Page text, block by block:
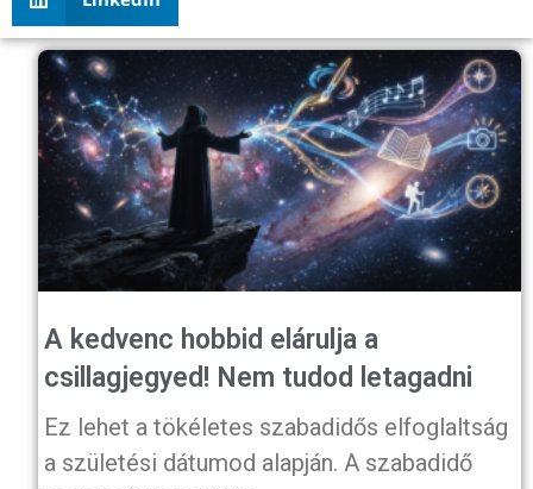
A kedvenc hobbid elárulja a
csillagjegyed! Nem tudod letagadni
Ez lehet a tökéletes szabadidős elfoglaltság
a születési dátumod alapján. A szabadidő